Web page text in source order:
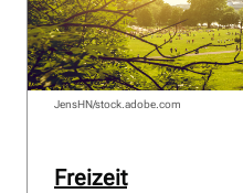
Freizeit
JensHN/stock.adobe.com